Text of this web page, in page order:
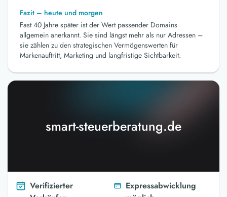
smart-steuerberatung.de
Verifizierter
Expressabwicklung
Fazit – heute und morgen
Fast 40 Jahre später ist der Wert passender Domains
allgemein anerkannt. Sie sind längst mehr als nur Adressen –
sie zählen zu den strategischen Vermögenswerten für
Markenauftritt, Marketing und langfristige Sichtbarkeit.